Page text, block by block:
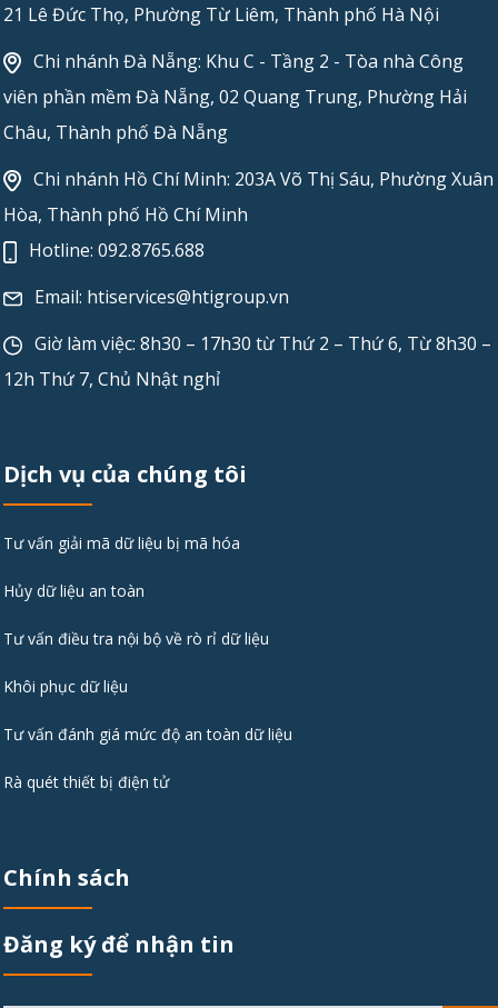
21 Lê Đức Thọ, Phường Từ Liêm, Thành phố Hà Nội
Chi nhánh Đà Nẵng: Khu C - Tầng 2 - Tòa nhà Công
viên phần mềm Đà Nẵng, 02 Quang Trung, Phường Hải
Châu, Thành phố Đà Nẵng
Chi nhánh Hồ Chí Minh: 203A Võ Thị Sáu, Phường Xuân
Hòa, Thành phố Hồ Chí Minh
Hotline:092.8765.688
Email: htiservices@htigroup.vn
Giờ làm việc: 8h30 – 17h30 từ Thứ 2 – Thứ 6, Từ 8h30 –
12h Thứ 7, Chủ Nhật nghỉ
Dịch vụ của chúng tôi
Tư vấn giải mã dữ liệu bị mã hóa
Hủy dữ liệu an toàn
Tư vấn điều tra nội bộ về rò rỉ dữ liệu
Khôi phục dữ liệu
Tư vấn đánh giá mức độ an toàn dữ liệu
Rà quét thiết bị điện tử
Chính sách
Đăng ký để nhận tin